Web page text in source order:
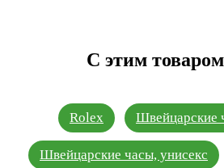
С этим
Rolex Швейцарские
Швейцарские часы, унисекс